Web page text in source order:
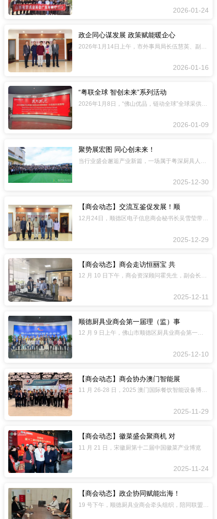
2026-01-24
政企同心谋发展 政策赋能暖企心
2026年1月14日上午，市外事局局长伍慧英、副科长罗勇盛，区外事局股长邝锦浩一
2026-01-16
“粤联全球 智创未来”系列活动
2026年1月8日，“佛山优品，链动全球”全球采供对接会在广东海创大族机器人智造
2026-01-09
聚势展宏图 同心创未来！
当行业盛会邂逅产业新篇，一场属于粤深厨具人的年度盛宴在岁末如期绽放！12月28日
2025-12-30
【商会动态】交流互鉴促发展！顺
12月24日，顺德区电子信息商会秘书长吴雪莹带队到访顺德厨具业商会，我会执行会长
2025-12-29
【商会动态】商会走访恒丽宝 共
12 月 10 日下午，商会资深顾问霍先生，副会长张建文，理事邓木星、黄韵婷，秘
2025-12-11
顺德厨具业商会第一届理（监）事
12 月 9 日上午，佛山市顺德区厨具业商会第一届理（监）事会第十次会议暨换届筹
2025-12-10
【商会动态】商会协办澳门智能展
11 月 26-28 日，2025 澳门国际餐饮智能设备博览会暨国际中餐厨皇争霸
2025-11-29
【商会动态】徽菜盛会聚商机 对
11 月 21 日，宋徽厨第十二届中国徽菜产业博览
2025-11-24
【商会动态】政企协同赋能出海！